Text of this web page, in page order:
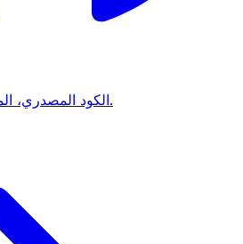
الكود المصدري، المشاكل التقنية، والنقاشات.